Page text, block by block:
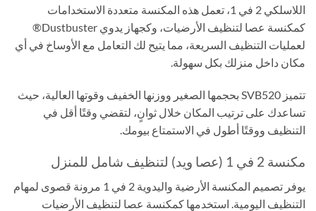
اللاسلكي 2 في 1، تعمل هذه المكنسة متعددة الاستخدامات
كمكنسة عصا لتنظيف الأرضيات، وكجهاز يدوي Dustbuster®
لعمليات التنظيف السريعة، مما يتيح لك التعامل مع الأوساخ في أي
مكان داخل منزلك بكل سهولة.
تتميز SVB520 بحجمها الصغير ووزنها الخفيف وقوتها العالية، حيث
تساعدك على ترتيب المكان خلال ثوانٍ، لتقضي وقتًا أقل في
التنظيف ووقتًا أطول في الاستمتاع بيومك.
مكنسة 2 في 1 (عصا ويد) لتنظيف شامل للمنزل
يوفر تصميم المكنسة الأرضية واليدوية 2 في 1 مرونة قصوى لمهام
التنظيف اليومية. استخدمها كمكنسة عصا لتنظيف الأرضيات